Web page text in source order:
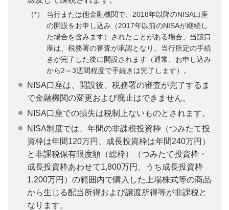
当行または他金融機関で、2018年以降のNISA口座
の開設をお申し込み（2017年以前のNISAが継続し
た場合を含みます）されたことがある場合、当該口
座は、税務署の審査が承認となり、当行所定の手続
きが完了した後に開設されます（通常、お申し込み
から2～3週間程度で手続きは完了します）。
NISA口座は、開設後、税務署の審査が完了するま
で金融機関の変更および廃止はできません。
NISA口座での損失は税制上ないものとされます。
NISA制度では、年間の非課税投資枠（つみたて投
資枠は年間120万円、成長投資枠は年間240万円）
と非課税保有限度額（総枠）（つみたて投資枠・
成長投資枠あわせて1,800万円、うち成長投資枠
1,200万円）の範囲内で購入した上場株式等の商品
から生じる配当所得および譲渡所得等が非課税と
なります。